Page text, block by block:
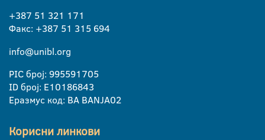
+387 51 321 171
Факс: +387 51 315 694
info@unibl.org
PIC број: 995591705
ID број: E10186843
Еразмус код: BA BANJA02
Корисни линкови